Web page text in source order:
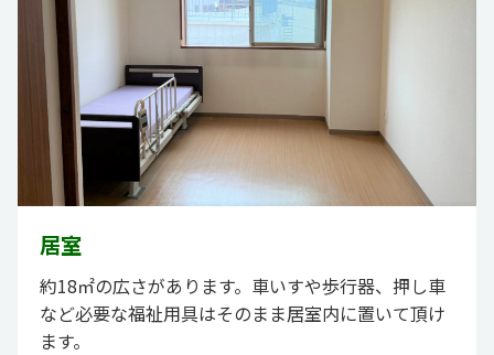
居室
約18㎡の広さがあります。車いすや歩行器、押し車
など必要な福祉用具はそのまま居室内に置いて頂け
ます。